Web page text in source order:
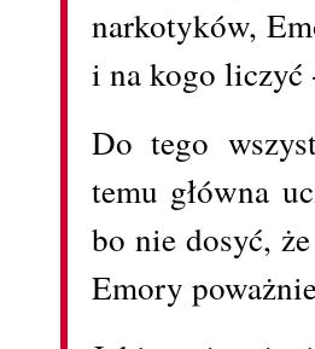
narkotyków,
i na kogo liczyć
Do tego
temu główna
bo nie dosyć,
Emory